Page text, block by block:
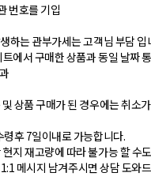
번호를 기입
하는 관부가세는 고객님 부담 입
에서 구매한 상품과 동일 날짜
상품 구매가 된 경우에는 취소
령후 7일이내로 가능합니다.
지 재고량에 따라 불가능 할 수
메시지 남겨주시면 상담 도와